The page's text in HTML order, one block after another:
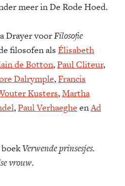
meer in De Rode Hoed.
Drayer voorFilosofie
filosofen alsÉlisabeth
de Botton,Paul Cliteur,
Dalrymple,Francis
Kusters,Martha
,Paul Verhaeghe enAd
Verwende prinsesjes.
vrouw.